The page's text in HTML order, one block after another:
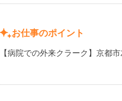
お仕事のポイント
【病院での外来クラーク】京